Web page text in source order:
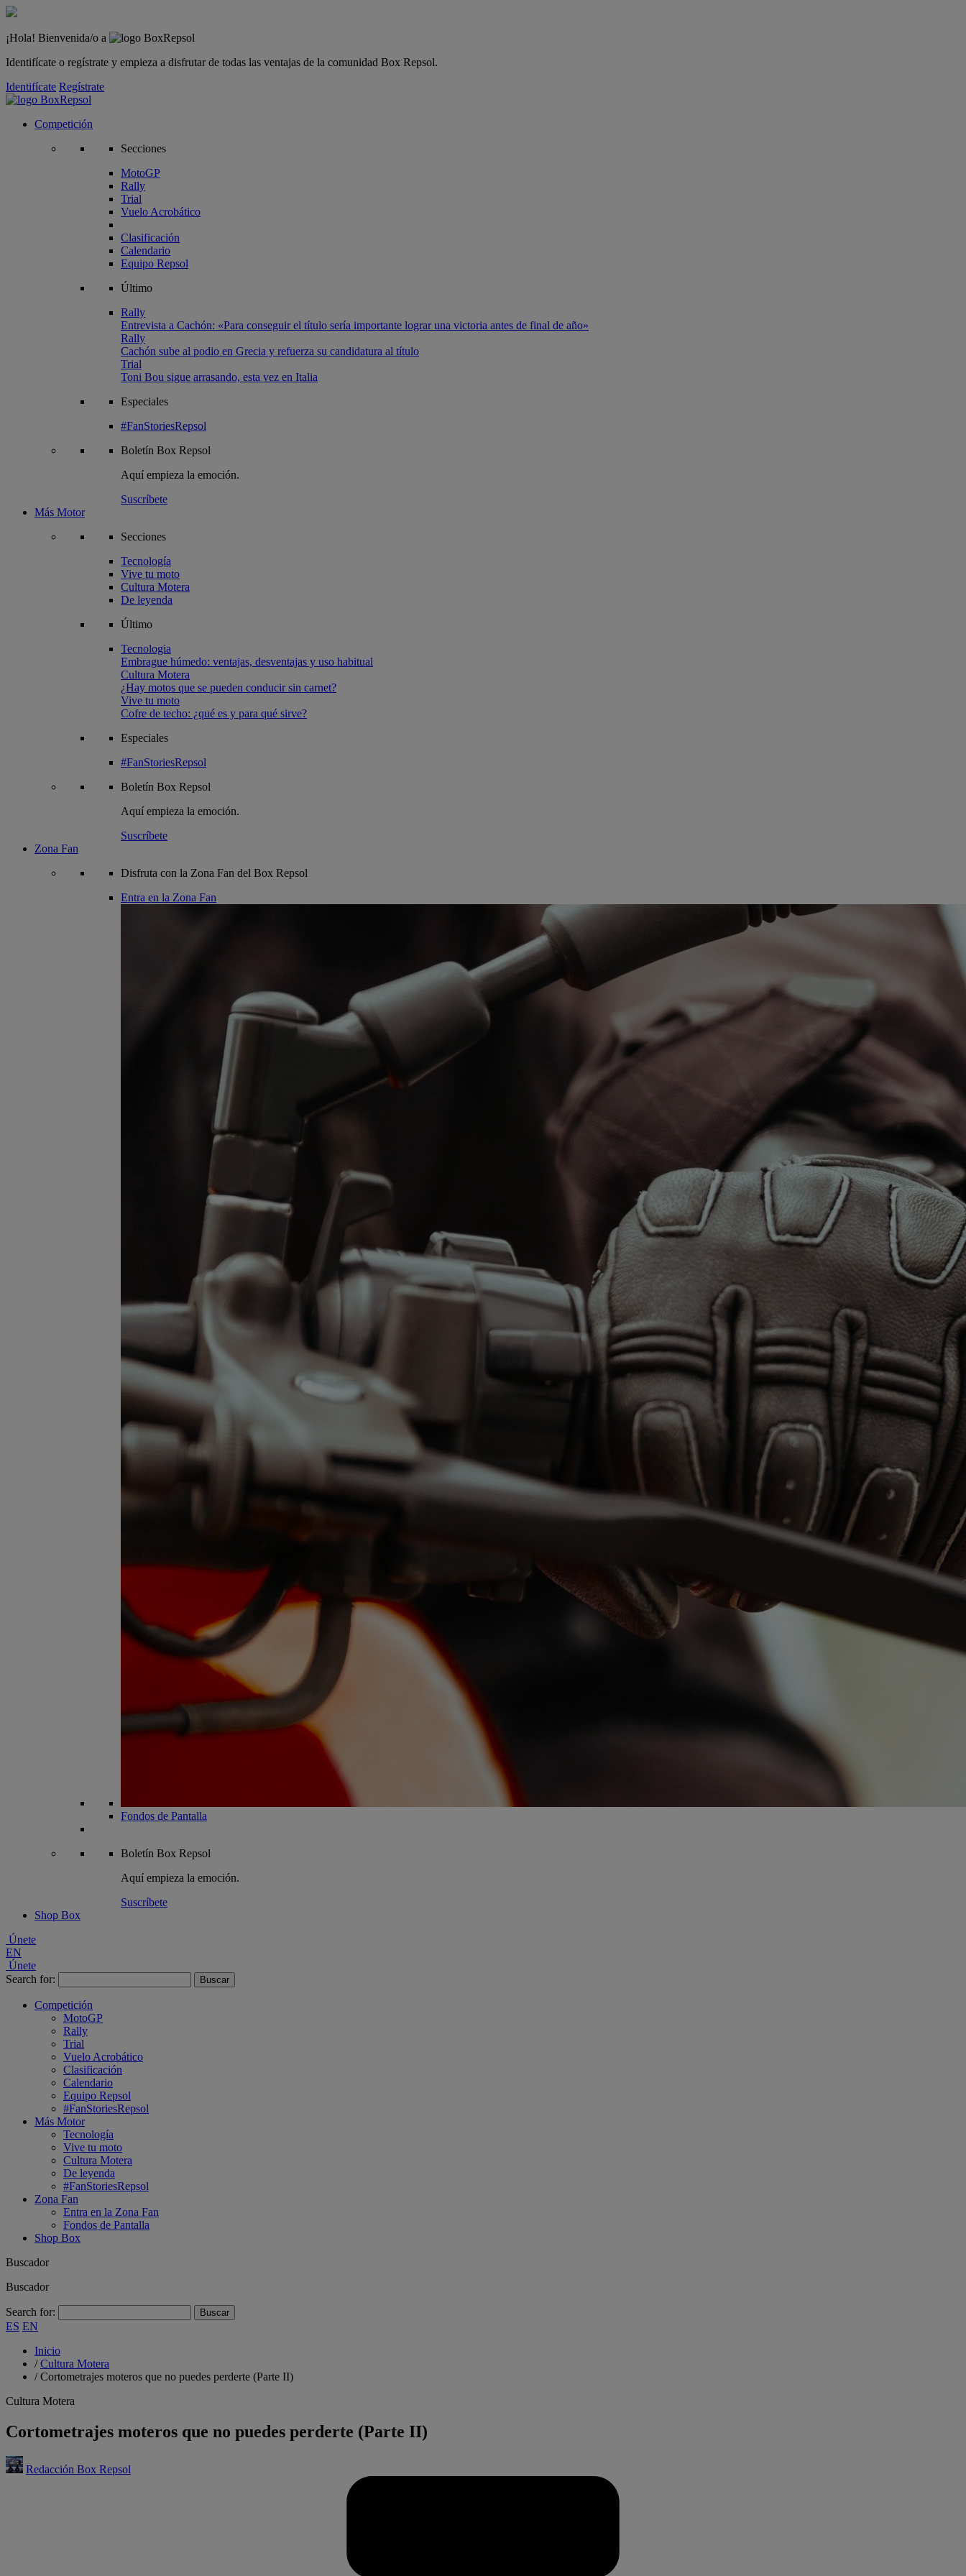
¡Hola! Bienvenida/o a
Identifícate o regístrate y empieza a disfrutar de todas las ventajas de la comunidad Box Repsol.
Identifícate Regístrate
Competición
Secciones
MotoGP
Rally
Trial
Vuelo Acrobático
Clasificación
Calendario
Equipo Repsol
Último
Rally
Entrevista a Cachón: «Para conseguir el título sería importante lograr una victoria antes de final de año»
Rally
Cachón sube al podio en Grecia y refuerza su candidatura al título
Trial
Toni Bou sigue arrasando, esta vez en Italia
Especiales
#FanStoriesRepsol
Boletín Box Repsol
Aquí empieza la emoción.
Suscríbete
Más Motor
Secciones
Tecnología
Vive tu moto
Cultura Motera
De leyenda
Último
Tecnologia
Embrague húmedo: ventajas, desventajas y uso habitual
Cultura Motera
¿Hay motos que se pueden conducir sin carnet?
Vive tu moto
Cofre de techo: ¿qué es y para qué sirve?
Especiales
#FanStoriesRepsol
Boletín Box Repsol
Aquí empieza la emoción.
Suscríbete
Zona Fan
Disfruta con la Zona Fan del Box Repsol
Entra en la Zona Fan
Fondos de Pantalla
Boletín Box Repsol
Aquí empieza la emoción.
Suscríbete
Shop Box
Únete
EN
Únete
Search for:
Competición
MotoGP
Rally
Trial
Vuelo Acrobático
Clasificación
Calendario
Equipo Repsol
#FanStoriesRepsol
Más Motor
Tecnología
Vive tu moto
Cultura Motera
De leyenda
#FanStoriesRepsol
Zona Fan
Entra en la Zona Fan
Fondos de Pantalla
Shop Box
Buscador
Buscador
Search for:
ES EN
Inicio
/Cultura Motera
/Cortometrajes moteros que no puedes perderte (Parte II)
Cultura Motera
Cortometrajes moteros que no puedes perderte (Parte II)
Redacción Box Repsol